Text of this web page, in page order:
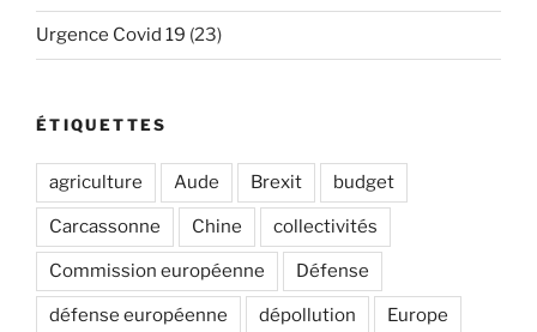
Urgence Covid 19 (23)
ÉTIQUETTES
agriculture Aude Brexit budget
Carcassonne Chine collectivités
Commission européenne Défense
défense européenne dépollution Europe